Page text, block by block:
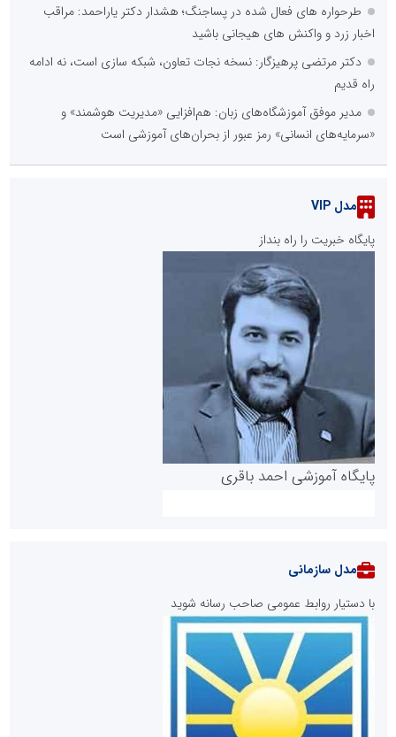
طرحواره های فعال شده در پساجنگ؛ هشدار دکتر یاراحمد: مراقب
اخبار زرد و واکنش های هیجانی باشید
دکتر مرتضی پرهیزگار: نسخه نجات تعاون، شبکه سازی است، نه ادامه
راه قدیم
مدیر موفق آموزشگاه‌های زبان: هم‌افزایی «مدیریت هوشمند» و
«سرمایه‌های انسانی» رمز عبور از بحران‌های آموزشی است
مدل VIP
پایگاه خبریت را راه بنداز
پایگاه آموزشی احمد باقری
روابط عمومی خبرگزاری گزارش خبر
مدل سازمانی
با دستیار روابط عمومی صاحب رسانه شوید